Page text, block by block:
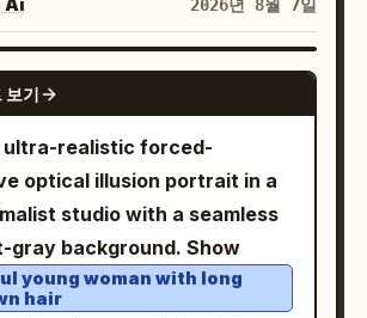
and a slightly heroic
Render exactly 1 chibi
holding exactly 1
katana angled down to the
cyan flame/energy wisps
helmet and blade, simplify
into readable pixel clusters,
retro game sprite shading
white background. Keep the
Ai 2026년 8월 7일
GPT IMAGE 2
보기
ultra-realistic forced-
optical illusion portrait in a
studio with a seamless
gray background. Show
young woman with long
hair